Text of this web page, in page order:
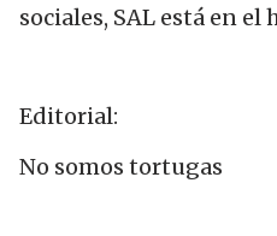
sociales, SAL está en el
Editorial:
No somos tortugas